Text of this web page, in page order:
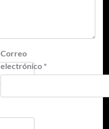
Correo
electrónico *